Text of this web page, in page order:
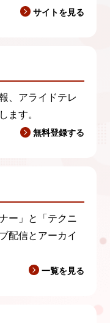
サイトを見る
、アライドテレ
ます。
無料登録する
ー」と「テクニ
配信とアーカイ
一覧を見る